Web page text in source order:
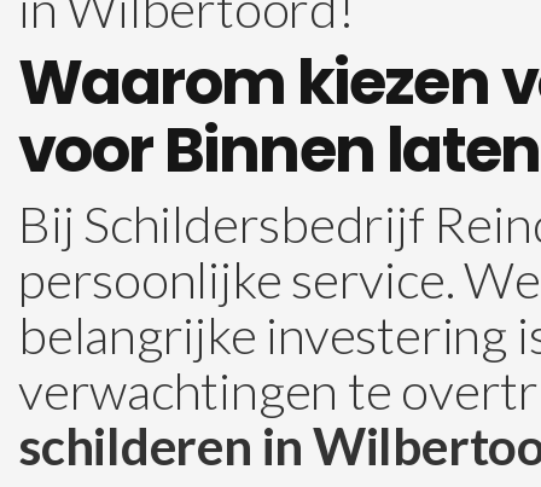
Waarom kiezen
voor Binnen
Bij Schildersbedrijf
persoonlijke service.
belangrijke investering
verwachtingen te
schilderen in